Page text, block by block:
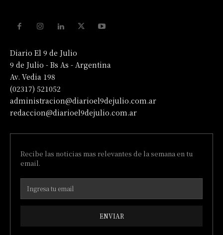
Diario El 9 de Julio
9 de Julio - Bs As - Argentina
Av. Vedia 198
(02317) 521052
administracion@diarioel9dejulio.com.ar
redaccion@diarioel9dejulio.com.ar
Recibe las noticias mas relevantes de la semana en tu
email.
ENVIAR